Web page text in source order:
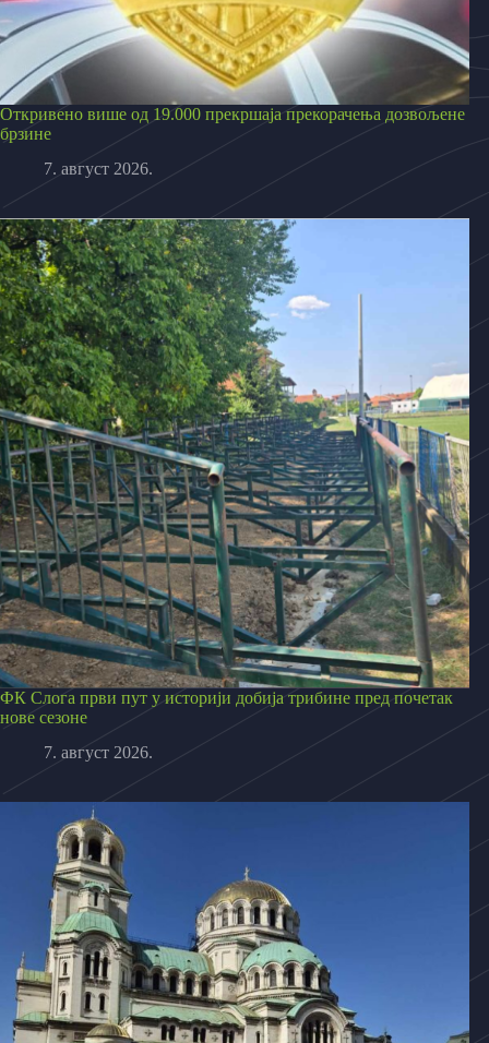
Откривено више од 19.000 прекршаја прекорачења дозвољене
брзине
7. август 2026.
ФК Слога први пут у историји добија трибине пред почетак
нове сезоне
7. август 2026.